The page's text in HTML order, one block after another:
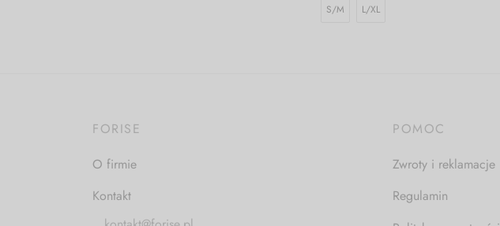
S/M L/XL
FORISE
O firmie
Kontakt
POMOC
Zwroty i reklamacje
Regulamin